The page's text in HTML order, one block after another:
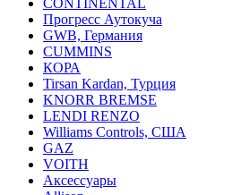
CONTINENTAL
Прогресс Аутокуча
GWB, Германия
CUMMINS
КОРА
Tirsan Kardan, Турция
KNORR BREMSE
LENDI RENZO
Williams Controls, США
GAZ
VOITH
Аксессуары